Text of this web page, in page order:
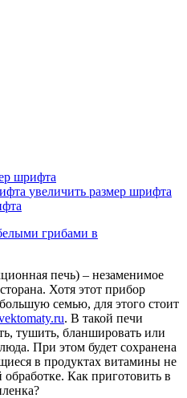
шрифта
увеличить размер шрифта
печь) – незаменимое
Хотя этот прибор
семью, для этого стоит
. В такой печи
тушить, бланшировать или
При этом будет сохранена
в продуктах витамины не
Как приготовить в